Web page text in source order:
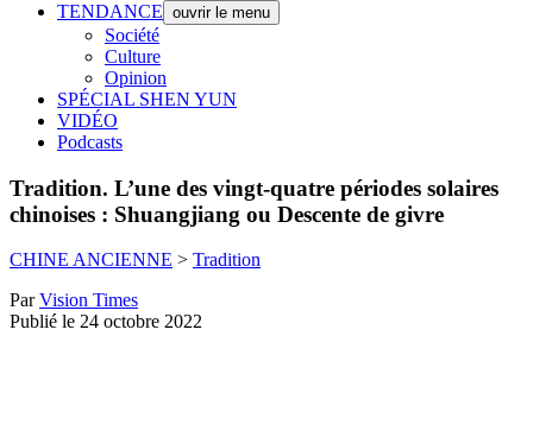
TENDANCE ouvrir le menu
Société
Culture
Opinion
SPÉCIAL SHEN YUN
VIDÉO
Podcasts
Tradition. L’une des vingt-quatre périodes solaires
chinoises : Shuangjiang ou Descente de givre
CHINE ANCIENNE > Tradition
ParVision Times
Publié le 24 octobre 2022